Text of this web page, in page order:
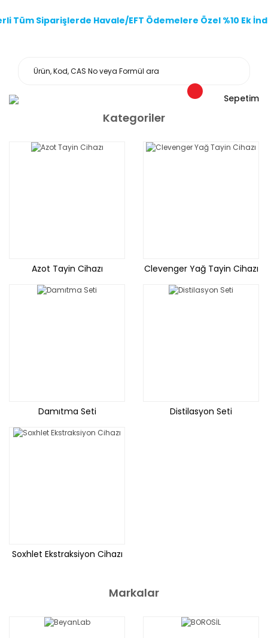
Tüm Siparişlerde Havale/EFT Ödemelere Özel %10 Ek
Sepetim
Kategoriler
Azot Tayin Cihazı Clevenger Yağ Tayin Cihazı
Damıtma Seti Distilasyon Seti
Soxhlet Ekstraksiyon Cihazı
Markalar